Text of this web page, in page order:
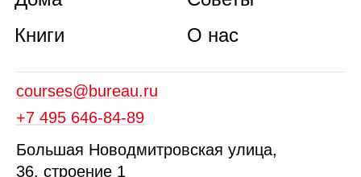
Книги
О нас
courses@bureau.ru
+7 495 646‑84‑89
Большая Новодмитровская улица,
36, строение 1